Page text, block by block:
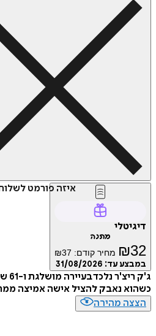
איזה פורמט לשלוח
₪ מחיר קודם: ₪37
עד:31/08/2026
ג'ק ריצ'ר נלכד
נאבק להציל אישה אמיצה ממתנקש
מהירה